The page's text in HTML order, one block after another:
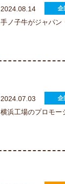
2024.08.14
手ノ子牛がジャパン
2024.07.03
横浜工場のプロモー